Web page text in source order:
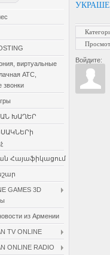
виртуальные
АТС,
звонки
ԽԱՂԵՐ
Հայաֆիկացում
GAMES 3D
из Армении
TV ONLINE
ONLINE RADIO
Войдите: